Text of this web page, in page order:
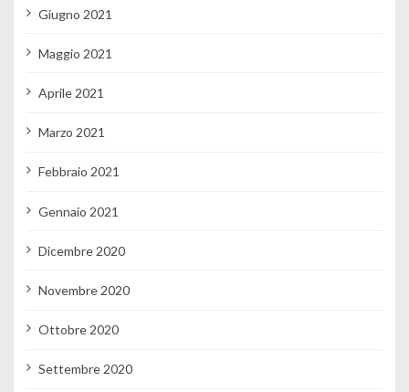
Giugno 2021
Maggio 2021
Aprile 2021
Marzo 2021
Febbraio 2021
Gennaio 2021
Dicembre 2020
Novembre 2020
Ottobre 2020
Settembre 2020